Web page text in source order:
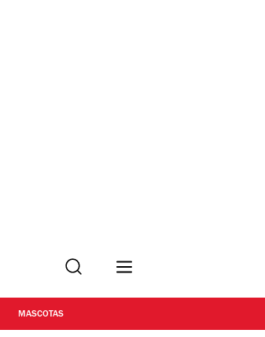
Buscar
MASCOTAS